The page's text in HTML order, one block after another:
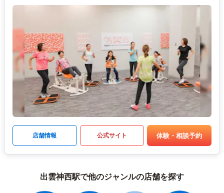
店舗情報 公式サイト 体験・相談予約
出雲神西駅で他のジャンルの店舗を探す